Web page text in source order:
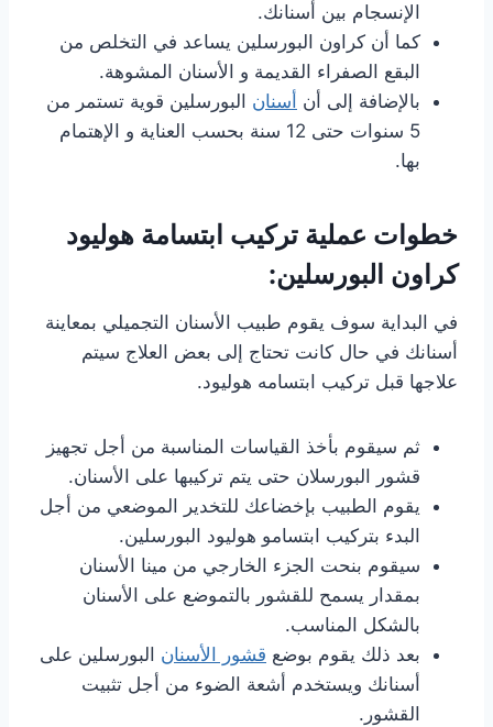
الإنسجام بين أسنانك.
كما أن كراون البورسلين يساعد في التخلص من
البقع الصفراء القديمة و الأسنان المشوهة.
بالإضافة إلى أن أسنان البورسلين قوية تستمر من
5 سنوات حتى 12 سنة بحسب العناية و الإهتمام
بها.
خطوات عملية تركيب ابتسامة هوليود
كراون البورسلين:
في البداية سوف يقوم طبيب الأسنان التجميلي بمعاينة
أسنانك في حال كانت تحتاج إلى بعض العلاج سيتم
علاجها قبل تركيب ابتسامه هوليود.
ثم سيقوم بأخذ القياسات المناسبة من أجل تجهيز
قشور البورسلان حتى يتم تركيبها على الأسنان.
يقوم الطبيب بإخضاعك للتخدير الموضعي من أجل
البدء بتركيب ابتسامو هوليود البورسلين.
سيقوم بنحت الجزء الخارجي من مينا الأسنان
بمقدار يسمح للقشور بالتموضع على الأسنان
بالشكل المناسب.
بعد ذلك يقوم بوضع قشور الأسنان البورسلين على
أسنانك ويستخدم أشعة الضوء من أجل تثبيت
القشور.